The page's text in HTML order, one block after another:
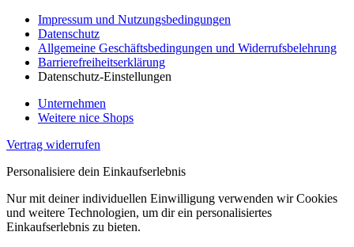
Impressum und Nutzungsbedingungen
Datenschutz
Allgemeine Geschäftsbedingungen und Widerrufsbelehrung
Barrierefreiheitserklärung
Datenschutz-Einstellungen
Unternehmen
Weitere nice Shops
Vertrag widerrufen
Personalisiere dein Einkaufserlebnis
Nur mit deiner individuellen Einwilligung verwenden wir Cookies
und weitere Technologien, um dir ein personalisiertes
Einkaufserlebnis zu bieten.